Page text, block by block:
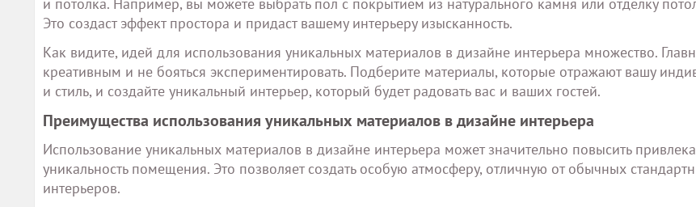
Это создаст эффект простора и придаст вашему интерьеру изысканность.
Как видите, идей для использования уникальных материалов в дизайне интерьера множество.
креативным и не бояться экспериментировать. Подберите материалы, которые отражают вашу
и стиль, и создайте уникальный интерьер, который будет радовать вас и ваших гостей.
Преимущества использования уникальных материалов в дизайне интерьера
Использование уникальных материалов в дизайне интерьера может значительно повысить
уникальность помещения. Это позволяет создать особую атмосферу, отличную от обычных
интерьеров.